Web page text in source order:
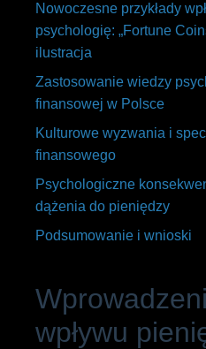
Nowoczesne przykłady
psychologię: „Fortune
ilustracja
Zastosowanie wiedzy
finansowej w Polsce
Kulturowe wyzwania i
finansowego
Psychologiczne
dążenia do pieniędzy
Podsumowanie i wnioski
wpływu